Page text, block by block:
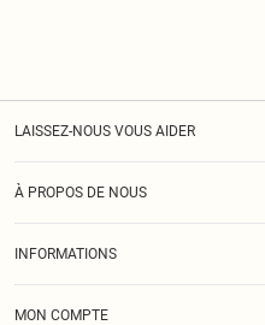
LAISSEZ-NOUS VOUS AIDER
À PROPOS DE NOUS
INFORMATIONS
MON COMPTE